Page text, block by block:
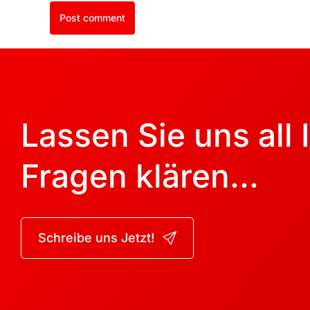
Post comment
Lassen Sie uns all
Fragen klären...
Schreibe uns Jetzt!